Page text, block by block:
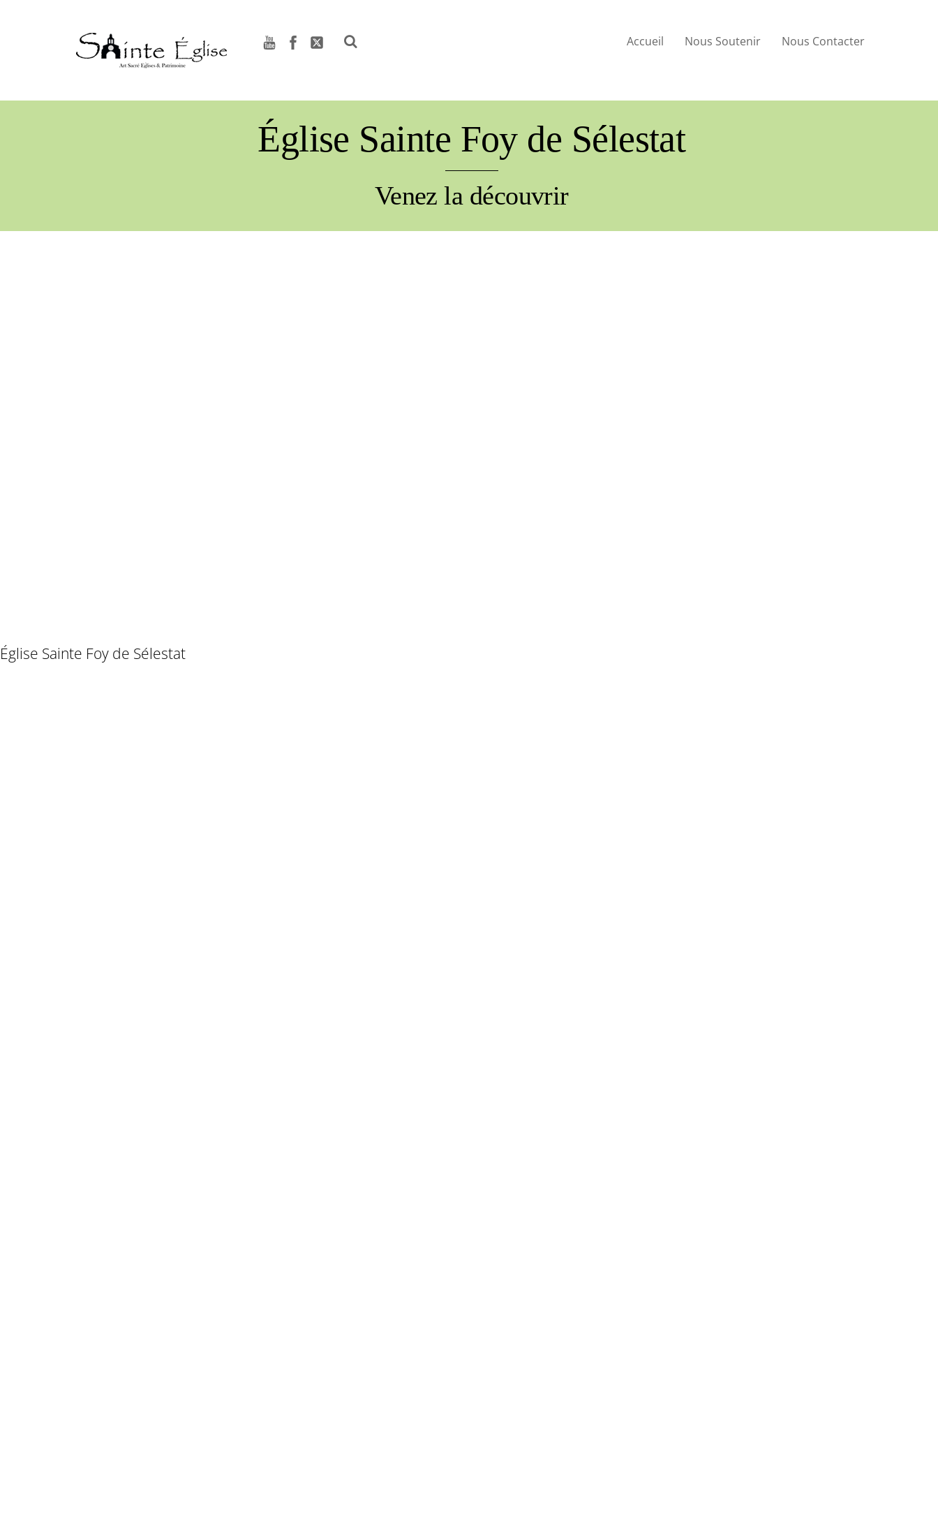
YouTubeFacebook
Twitter Accueil Nous Soutenir Nous Contacter
Église Sainte Foy de Sélestat
Venez la découvrir
Église Sainte Foy de Sélestat